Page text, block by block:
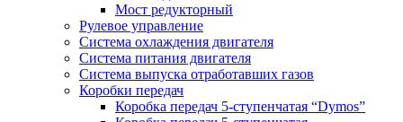
Мост редукторный
Рулевое управление
Система охлаждения двигателя
Система питания двигателя
Система выпуска отработавших газов
Коробки передач
Коробка передач 5-ступенчатая “Dymos”